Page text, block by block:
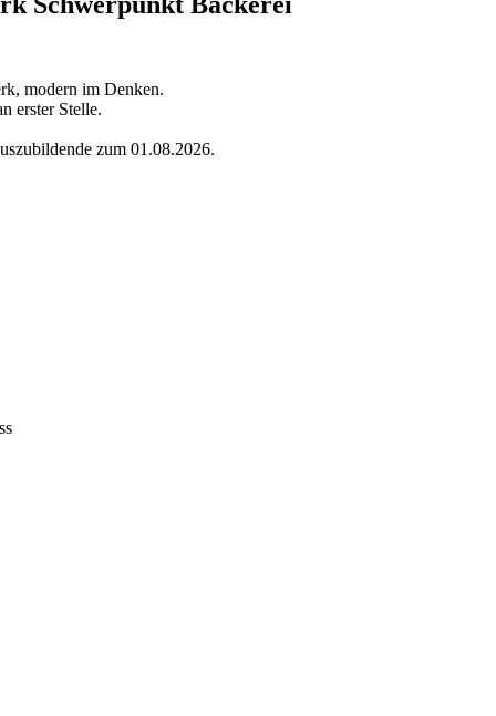
modern im Denken.
erster Stelle.
zum 01.08.2026.